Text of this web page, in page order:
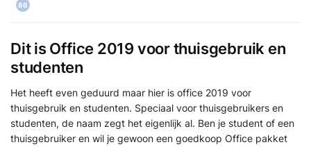
86
Dit is Office 2019 voor thuisgebruik en
studenten
Het heeft even geduurd maar hier is office 2019 voor
thuisgebruik en studenten. Speciaal voor thuisgebruikers en
studenten, de naam zegt het eigenlijk al. Ben je student of een
thuisgebruiker en wil je gewoon een goedkoop Office pakket